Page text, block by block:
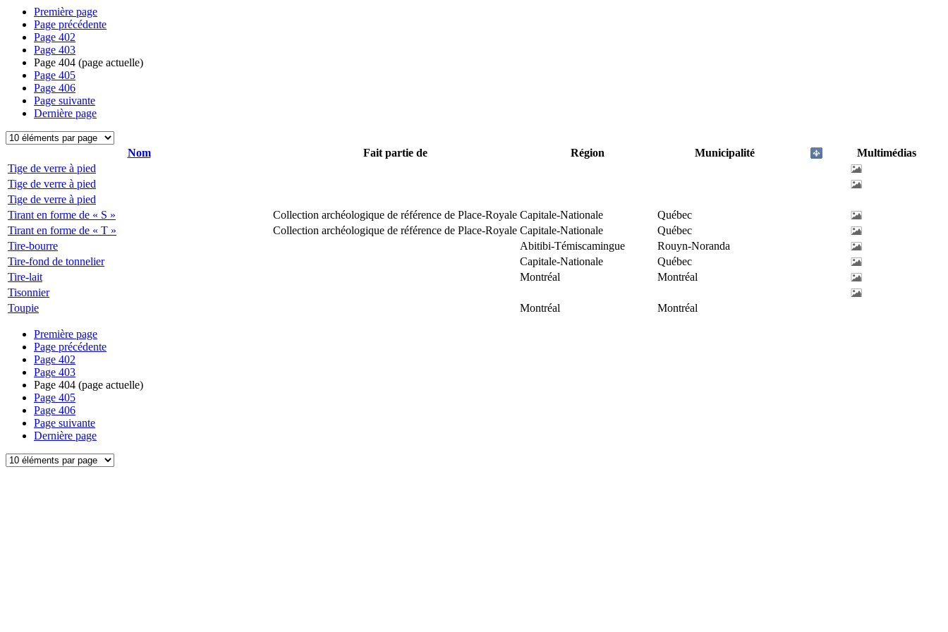
Première page
Page précédente
Page 402
Page 403
Page 404 (page actuelle)
Page 405
Page 406
Page suivante
Dernière page
Nom Fait partie de Région Municipalité
Multimédias
Tige de verre à pied
Tige de verre à pied
Tige de verre à pied
Tirant en forme de « S »
Collection archéologique de référence de Place-Royale Capitale-Nationale
Québec
Tirant en forme de « T »
Collection archéologique de référence de Place-Royale Capitale-Nationale
Québec
Tire-bourre
Abitibi-Témiscamingue
Rouyn-Noranda
Tire-fond de tonnelier
Capitale-Nationale
Québec
Tire-lait
Montréal
Montréal
Tisonnier
Toupie
Montréal Montréal
Première page
Page précédente
Page 402
Page 403
Page 404 (page actuelle)
Page 405
Page 406
Page suivante
Dernière page